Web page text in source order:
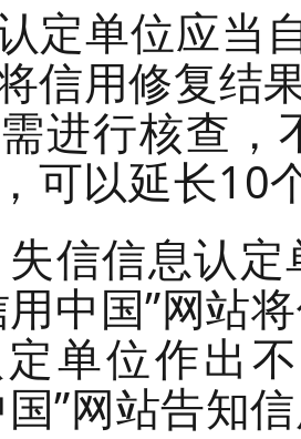
定单位应当
信用修复结
进行核查，
可以延长10
失信信息认
用中国”网站
单位作出
国”网站告知